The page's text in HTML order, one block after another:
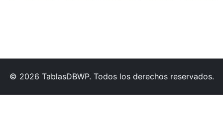
© 2026 TablasDBWP. Todos los derechos reservados.